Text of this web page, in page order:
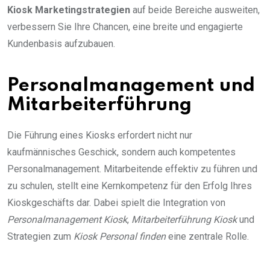
Kiosk Marketingstrategien auf beide Bereiche ausweiten,
verbessern Sie Ihre Chancen, eine breite und engagierte
Kundenbasis aufzubauen.
Personalmanagement und
Mitarbeiterführung
Die Führung eines Kiosks erfordert nicht nur
kaufmännisches Geschick, sondern auch kompetentes
Personalmanagement. Mitarbeitende effektiv zu führen und
zu schulen, stellt eine Kernkompetenz für den Erfolg Ihres
Kioskgeschäfts dar. Dabei spielt die Integration von
Personalmanagement Kiosk, Mitarbeiterführung Kioskund
Strategien zum Kiosk Personal findeneine zentrale Rolle.